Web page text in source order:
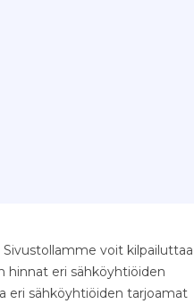
Sivustollamme voit kilpailuttaa
hinnat eri sähköyhtiöiden
eri sähköyhtiöiden tarjoamat